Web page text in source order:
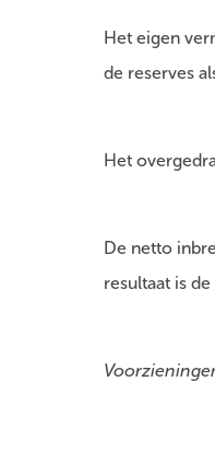
Het eigen
de reserves
Het
De netto
resultaat is